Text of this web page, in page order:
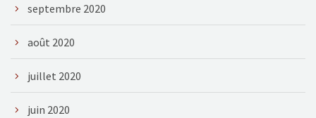
septembre 2020
août 2020
juillet 2020
juin 2020